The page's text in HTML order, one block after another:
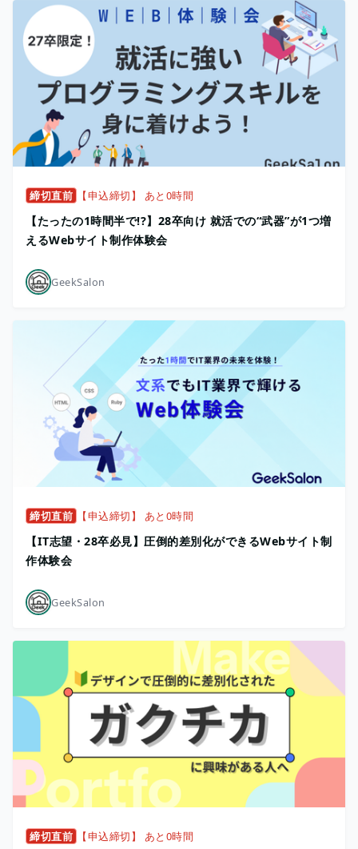
締切直前 【申込締切】 あと0時間
【たったの1時間半で!?】28卒向け 就活での“武器”が1つ増
えるWebサイト制作体験会
GeekSalon
締切直前 【申込締切】 あと0時間
【IT志望・28卒必見】圧倒的差別化ができるWebサイト制
作体験会
GeekSalon
締切直前 【申込締切】 あと0時間